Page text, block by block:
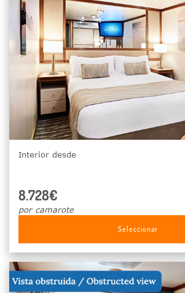
Interior desde
8.728€
por camarote
Seleccionar